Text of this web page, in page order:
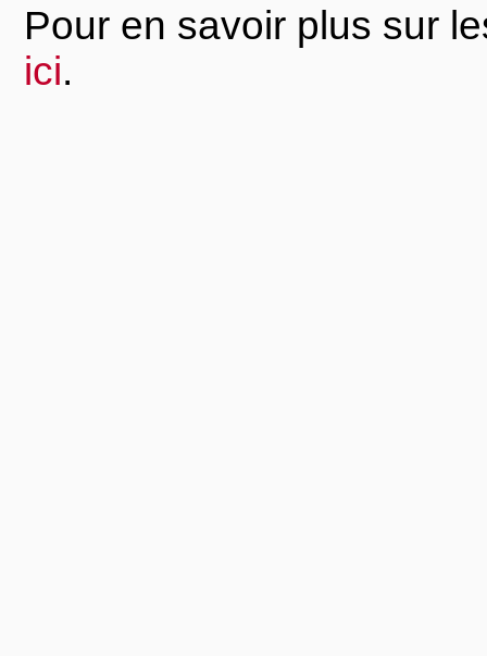
Pour en savoir plus sur
ici.